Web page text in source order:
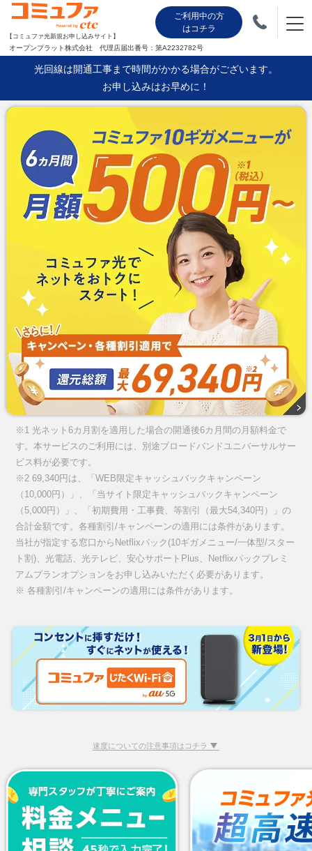
【コミュファ光新規お申し込みサイト】
ご利用中の方
はコチラ
オープンプラット株式会社 代理店届出番号：第A2232782号
光回線は開通工事まで時間がかかる場合がございます。
お申し込みはお早めに！
※1 光ネット6カ月割を適用した場合の開通後6カ月間の月額料金で
す。本サービスのご利用には、別途ブロードバンドユニバーサルサー
ビス料が必要です。
※2 69,340円は、「WEB限定キャッシュバックキャンペーン
（10,000円）」、「当サイト限定キャッシュバックキャンペーン
（5,000円）」、「初期費用・工事費、等割引（最大54,340円）」の
合計金額です。各種割引/キャンペーンの適用には条件があります。
当社が指定する窓口からNetflixパック(10ギガメニュー/一体型/スター
ト割)、光電話、光テレビ、安心サポートPlus、Netflixパックプレミ
アムプランオプションをお申し込みいただく必要があります。
※ 各種割引/キャンペーンの適用には条件があります。
速度についての注意事項はコチラ